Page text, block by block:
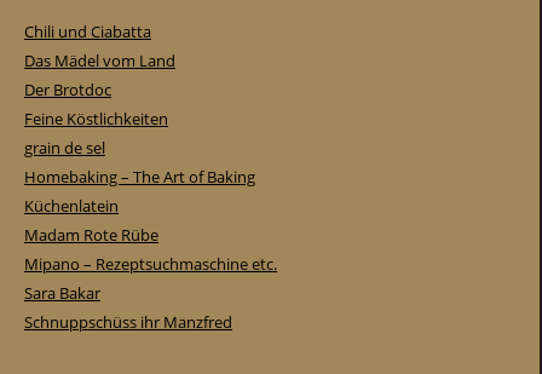
Chili und Ciabatta
Das Mädel vom Land
Der Brotdoc
Feine Köstlichkeiten
grain de sel
Homebaking – The Art of Baking
Küchenlatein
Madam Rote Rübe
Mipano – Rezeptsuchmaschine etc.
Sara Bakar
Schnuppschüss ihr Manzfred